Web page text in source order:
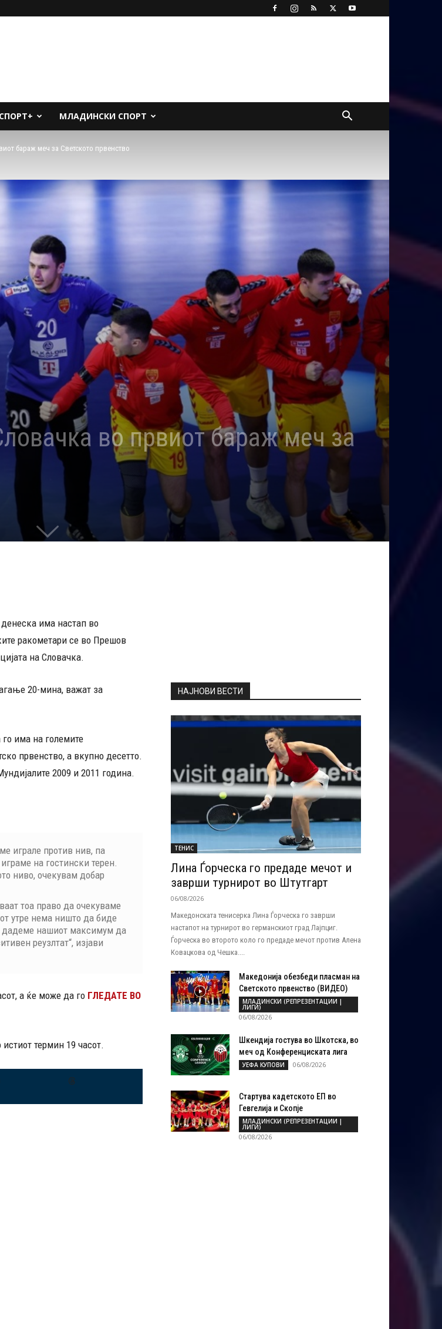
СПОРТ+ МЛАДИНСКИ СПОРТ
бараж меч за Светското првенство
во првиот бараж меч за
има настап во
ракометари се во Прешов
на Словачка.
20-мина, важат за
има на големите
првенство, а вкупно десетто.
2009 и 2011 година.
играле против нив, па
на гостински терен.
ниво, очекувам добар
тоа право да очекуваме
утре нема ништо да биде
дадеме нашиот максимум да
реузлтат“, изјави
а ќе може да го ГЛЕДАТЕ ВО
термин 19 часот.
Threads
НАЈНОВИ ВЕСТИ
ТЕНИС
Лина Ѓорческа го предаде мечот и
заврши турнирот во Штутгарт
06/08/2026
Македонската тенисерка Лина Ѓорческа го заврши
настапот на турнирот во германскиот град Лајпциг.
Ѓорческа во второто коло го предаде мечот против Алена
Ковацкова од Чешка....
Македонија обезбеди пласман на
Светското првенство (ВИДЕО)
МЛАДИНСКИ (РЕПРЕЗЕНТАЦИИ |
ЛИГИ)
06/08/2026
Шкендија гостува во Шкотска, во
меч од Конференциската лига
УЕФА КУПОВИ 06/08/2026
Стартува кадетското ЕП во
Гевгелија и Скопје
МЛАДИНСКИ (РЕПРЕЗЕНТАЦИИ |
ЛИГИ)
06/08/2026